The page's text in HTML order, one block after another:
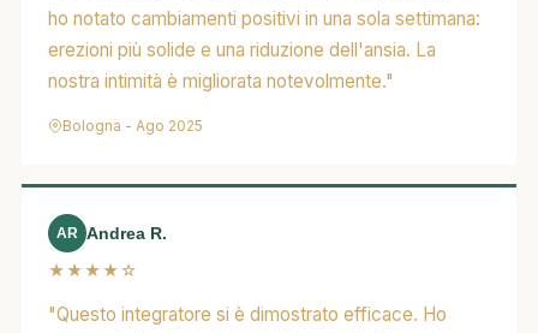
ho notato cambiamenti positivi in una sola settimana:
erezioni più solide e una riduzione dell'ansia. La
nostra intimità è migliorata notevolmente."
Bologna - Ago 2025
AR Andrea R.
★★★★☆
"Questo integratore si è dimostrato efficace. Ho